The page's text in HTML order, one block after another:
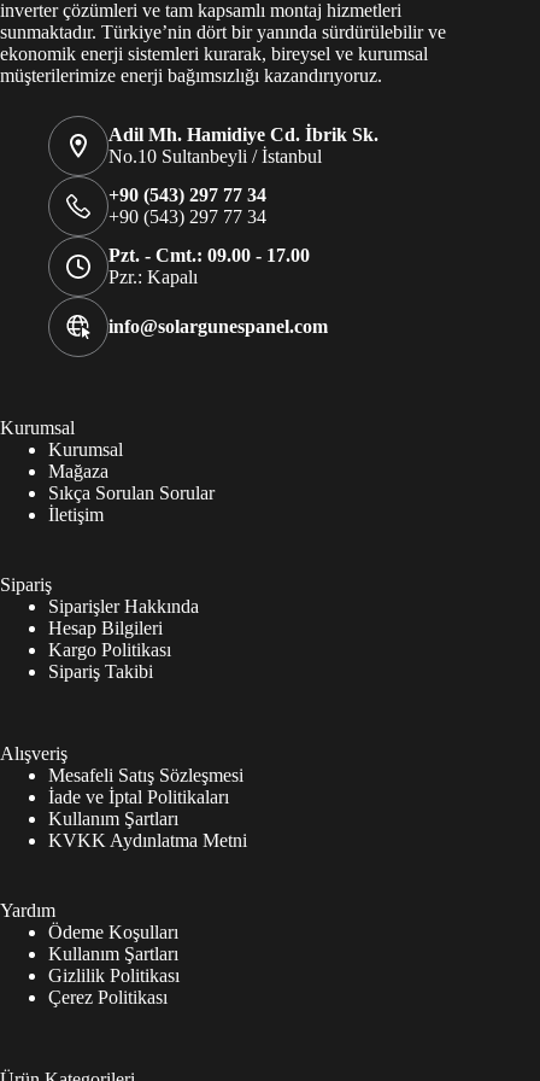
inverter çözümleri ve tam kapsamlı montaj hizmetleri
sunmaktadır. Türkiye’nin dört bir yanında sürdürülebilir ve
ekonomik enerji sistemleri kurarak, bireysel ve kurumsal
müşterilerimize enerji bağımsızlığı kazandırıyoruz.
Adil Mh. Hamidiye Cd. İbrik Sk.
No.10 Sultanbeyli / İstanbul
+90 (543) 297 77 34
+90 (543) 297 77 34
Pzt. - Cmt.: 09.00 - 17.00
Pzr.: Kapalı
info@solargunespanel.com
Kurumsal
Kurumsal
Mağaza
Sıkça Sorulan Sorular
İletişim
Sipariş
Siparişler Hakkında
Hesap Bilgileri
Kargo Politikası
Sipariş Takibi
Alışveriş
Mesafeli Satış Sözleşmesi
İade ve İptal Politikaları
Kullanım Şartları
KVKK Aydınlatma Metni
Yardım
Ödeme Koşulları
Kullanım Şartları
Gizlilik Politikası
Çerez Politikası